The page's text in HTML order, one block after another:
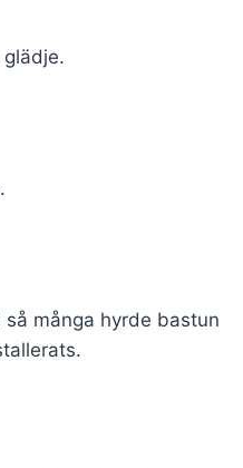
många hyrde bastun